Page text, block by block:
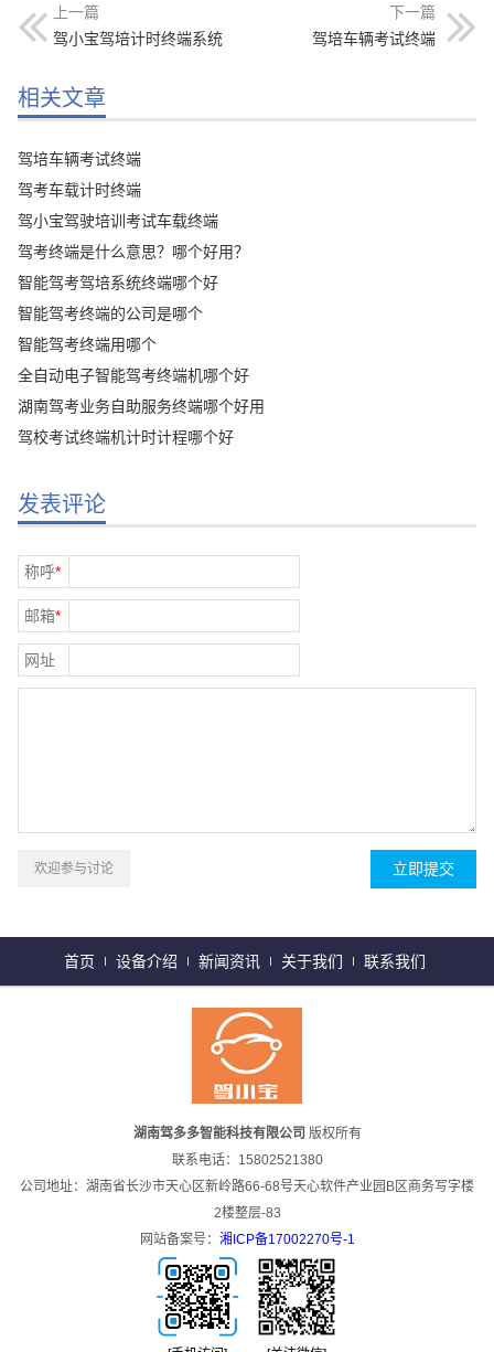
上一篇
驾小宝驾培计时终端系统
下一篇
驾培车辆考试终端
相关文章
驾培车辆考试终端
驾考车载计时终端
驾小宝驾驶培训考试车载终端
驾考终端是什么意思？哪个好用？
智能驾考驾培系统终端哪个好
智能驾考终端的公司是哪个
智能驾考终端用哪个
全自动电子智能驾考终端机哪个好
湖南驾考业务自助服务终端哪个好用
驾校考试终端机计时计程哪个好
发表评论
称呼*
邮箱*
网址
欢迎参与讨论
首页 设备介绍 新闻资讯 关于我们 联系我们
湖南驾多多智能科技有限公司 版权所有
联系电话：15802521380
公司地址：湖南省长沙市天心区新岭路66-68号天心软件产业园B区商务写字楼
2楼整层-83
网站备案号： 湘ICP备17002270号-1